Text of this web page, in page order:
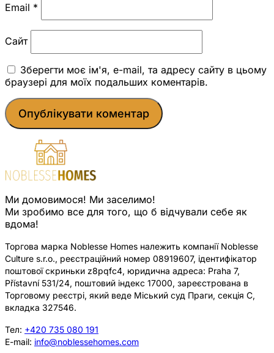
Email *
Сайт
Зберегти моє ім'я, e-mail, та адресу сайту в цьому
браузері для моїх подальших коментарів.
Ми домовимося! Ми заселимо!
Ми зробимо все для того, що б відчували себе як
вдома!
Торгова марка Noblesse Homes належить компанії Noblesse
Culture s.r.o., реєстраційний номер 08919607, ідентифікатор
поштової скриньки z8pqfc4, юридична адреса: Praha 7,
Přístavní 531/24, поштовий індекс 17000, зареєстрована в
Торговому реєстрі, який веде Міський суд Праги, секція C,
вкладка 327546.
Тел: +420 735 080 191
E-mail: info@noblessehomes.com